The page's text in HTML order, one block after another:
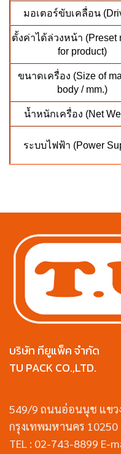
มอเตอร์ขับเคลื่อน
ตั้งค่าได้ล่วงหน้า (Preset
for product)
ขนาดเครื่อง (Size of
body / mm.)
น้ำหนักเครื่อง (Net
ระบบไฟฟ้า (Power
บริษัท ทียูแพ็ค จำกัด
TU PACK CO.,LTD.
549/9 ถนนอ่อนนุช แขว
กรุงเทพมหานคร 10250
TEL : 02-743-8899 E-